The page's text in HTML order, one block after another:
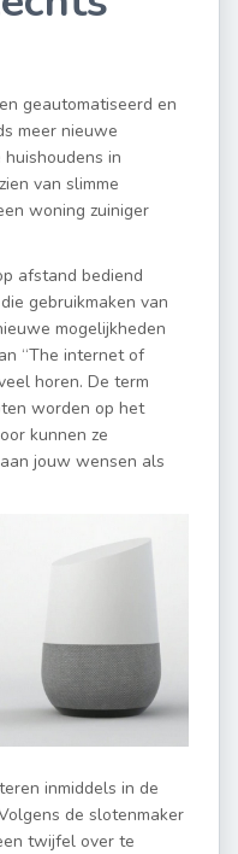
geautomatiseerd en
meer nieuwe
in
van slimme
woning zuiniger
afstand bediend
gebruikmaken van
mogelijkheden
“The internet of
horen. De term
worden op het
kunnen ze
jouw wensen als
inmiddels in de
de slotenmaker
twijfel over te